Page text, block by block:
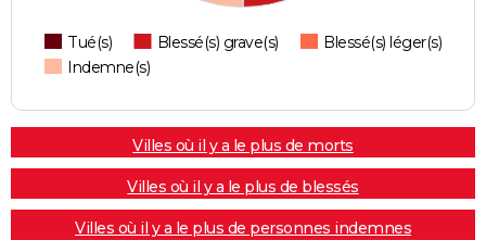
Tué(s) Blessé(s) grave(s)
Blessé(s) léger(s)
Indemne(s)
Villes où il y a le plus de morts
Villes où il y a le plus de blessés
Villes où il y a le plus de personnes indemnes